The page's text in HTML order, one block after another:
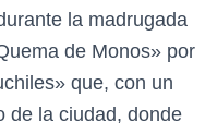
la madrugada
de Monos» por
que, con un
de la ciudad, donde